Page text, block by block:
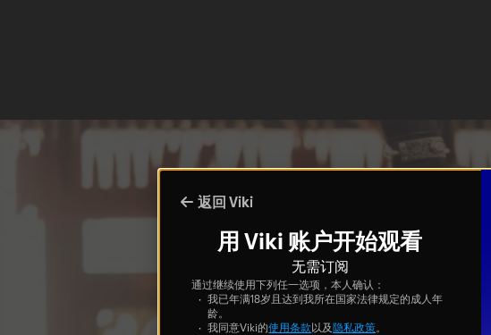
返回 Viki
用 Viki 账户开始观看
无需订阅
通过继续使用下列任一选项，本人确认：
我已年满18岁且达到我所在国家法律规定的成人年
龄。
我同意Viki的使用条款以及隐私政策。